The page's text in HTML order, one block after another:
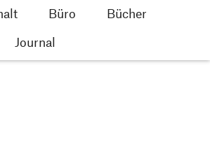
Büro
Bücher
Journal